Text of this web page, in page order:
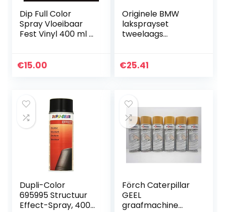
Dip Full Color
Spray Vloeibaar
Fest Vinyl 400 ml –
€15.00
Originele BMW
laksprayset
tweelaags
€25.41
Dupli-Color
695995 Structuur
Effect-Spray, 400
Förch Caterpillar
GEEL
graafmachine